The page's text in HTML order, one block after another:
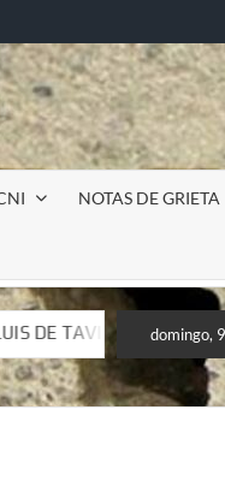
NOTAS DE GRIETA
militar en la UAEM
militar en la UAEM
domingo,